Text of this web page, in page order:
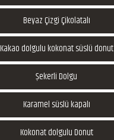
Beyaz Çizgi Çikolatalı
Kakao dolgulu kokonat süslü donut
Şekerli Dolgu
Karamel süslü kapalı
Kokonat dolgulu Donut